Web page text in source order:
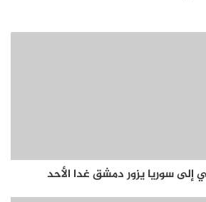
إلى سوريا يزور دمشق غدا الأحد